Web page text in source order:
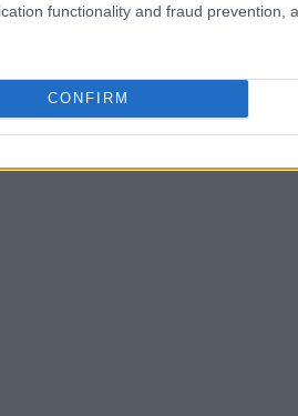
functionality and fraud prevention,
CONFIRM
Hostalets de Pierola,
che, dopo mezz’ora di
trentanovenne ha avuto
Bailly, con esperienza